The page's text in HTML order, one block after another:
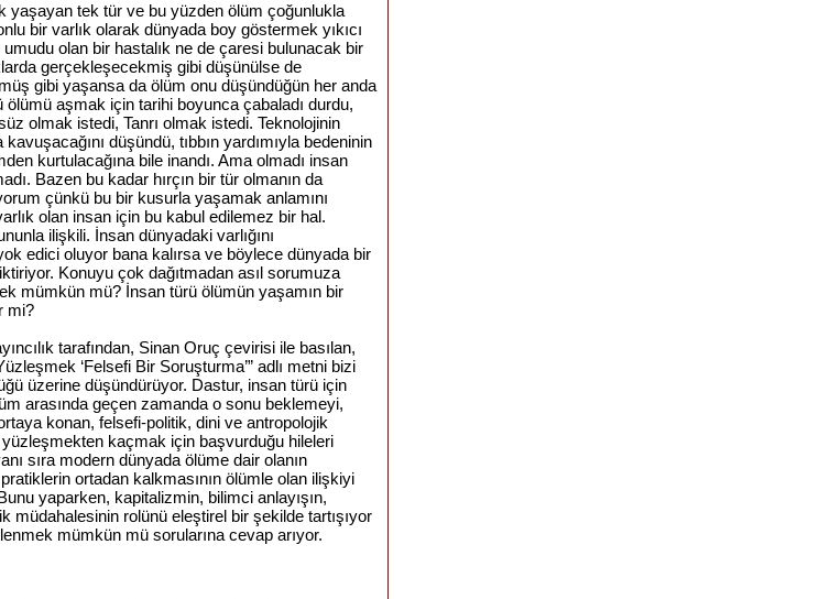
yaşayan tek tür ve bu yüzden ölüm çoğunlukla
bir varlık olarak dünyada boy göstermek yıkıcı
olan bir hastalık ne de çaresi bulunacak bir
gerçekleşecekmiş gibi düşünülse de
gibi yaşansa da ölüm onu düşündüğün her anda
ölümü aşmak için tarihi boyunca çabaladı durdu,
olmak istedi, Tanrı olmak istedi. Teknolojinin
düşündü, tıbbın yardımıyla bedeninin
kurtulacağına bile inandı. Ama olmadı insan
Bazen bu kadar hırçın bir tür olmanın da
çünkü bu bir kusurla yaşamak anlamını
olan insan için bu kabul edilemez bir hal.
ilişkili. İnsan dünyadaki varlığını
edici oluyor bana kalırsa ve böylece dünyada bir
Konuyu çok dağıtmadan asıl sorumuza
mümkün mü? İnsan türü ölümün yaşamın bir
mi?
tarafından, Sinan Oruç çevirisi ile basılan,
‘Felsefi Bir Soruşturma’” adlı metni bizi
üzerine düşündürüyor. Dastur, insan türü için
arasında geçen zamanda o sonu beklemeyi,
konan, felsefi-politik, dini ve antropolojik
yüzleşmekten kaçmak için başvurduğu hileleri
sıra modern dünyada ölüme dair olanın
ortadan kalkmasının ölümle olan ilişkiyi
yaparken, kapitalizmin, bilimci anlayışın,
müdahalesinin rolünü eleştirel bir şekilde tartışıyor
mümkün mü sorularına cevap arıyor.